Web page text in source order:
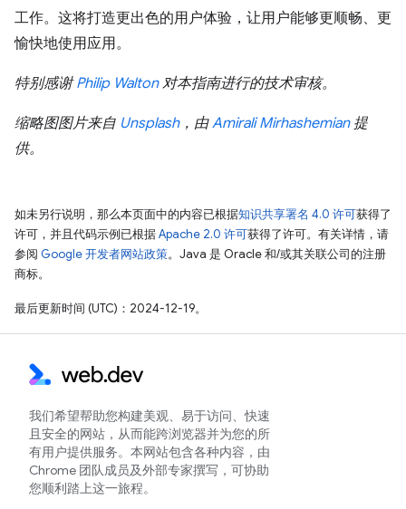
工作。这将打造更出色的用户体验，让用户能够更顺畅、更
愉快地使用应用。
特别感谢Philip Walton对本指南进行的技术审核。
缩略图图片来自 Unsplash，由Amirali Mirhashemian提
供。
如未另行说明，那么本页面中的内容已根据知识共享署名 4.0 许可获得了
许可，并且代码示例已根据Apache 2.0 许可获得了许可。有关详情，请
参阅 Google 开发者网站政策。Java 是 Oracle 和/或其关联公司的注册
商标。
最后更新时间 (UTC)：2024-12-19。
我们希望帮助您构建美观、易于访问、快速
且安全的网站，从而能跨浏览器并为您的所
有用户提供服务。本网站包含各种内容，由
Chrome 团队成员及外部专家撰写，可协助
您顺利踏上这一旅程。